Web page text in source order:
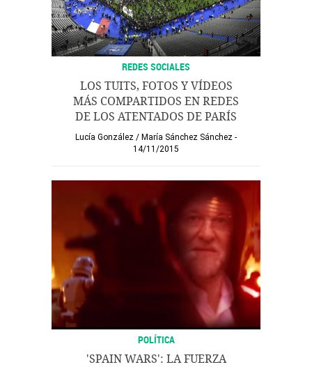
REDES SOCIALES
LOS TUITS, FOTOS Y VÍDEOS
MÁS COMPARTIDOS EN REDES
DE LOS ATENTADOS DE PARÍS
Lucía González / María Sánchez Sánchez
14/11/2015
POLÍTICA
'SPAIN WARS': LA FUERZA